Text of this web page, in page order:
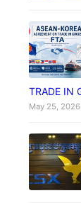
TRADE IN
May 25, 2026